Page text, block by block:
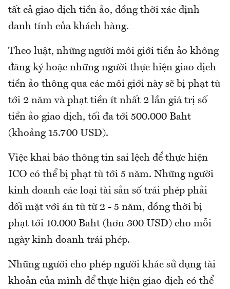
tất cả giao dịch tiền ảo, đồng thời xác định
danh tính của khách hàng.
Theo luật, những người môi giới tiền ảo không
đăng ký hoặc những người thực hiện giao dịch
tiền ảo thông qua các môi giới này sẽ bị phạt tù
tới 2 năm và phạt tiền ít nhất 2 lần giá trị số
tiền ảo giao dịch, tối đa tới 500.000 Baht
(khoảng 15.700 USD).
Việc khai báo thông tin sai lệch để thực hiện
ICO có thể bị phạt tù tới 5 năm. Những người
kinh doanh các loại tài sản số trái phép phải
đối mặt với án tù từ 2 - 5 năm, đồng thời bị
phạt tới 10.000 Baht (hơn 300 USD) cho mỗi
ngày kinh doanh trái phép.
Những người cho phép người khác sử dụng tài
khoản của mình để thực hiện giao dịch có thể